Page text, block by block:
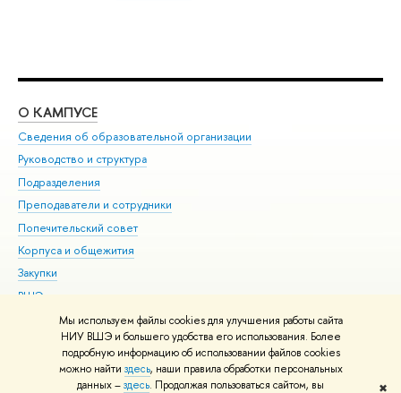
Мы используем файлы cookies для улучшения работы сайта
НИУ ВШЭ и большего удобства его использования. Более
подробную информацию об использовании файлов cookies
можно найти здесь, наши правила обработки персональных
данных –здесь. Продолжая пользоваться сайтом, вы ✖
О КАМПУСЕ
Сведения об образовательной организации
Руководство и структура
Подразделения
Преподаватели и сотрудники
Попечительский совет
Корпуса и общежития
Закупки
ВШЭ для студентов с ограниченными возможностями
здоровья и инвалидностью
Версия для слабовидящих
Единая платежная страница